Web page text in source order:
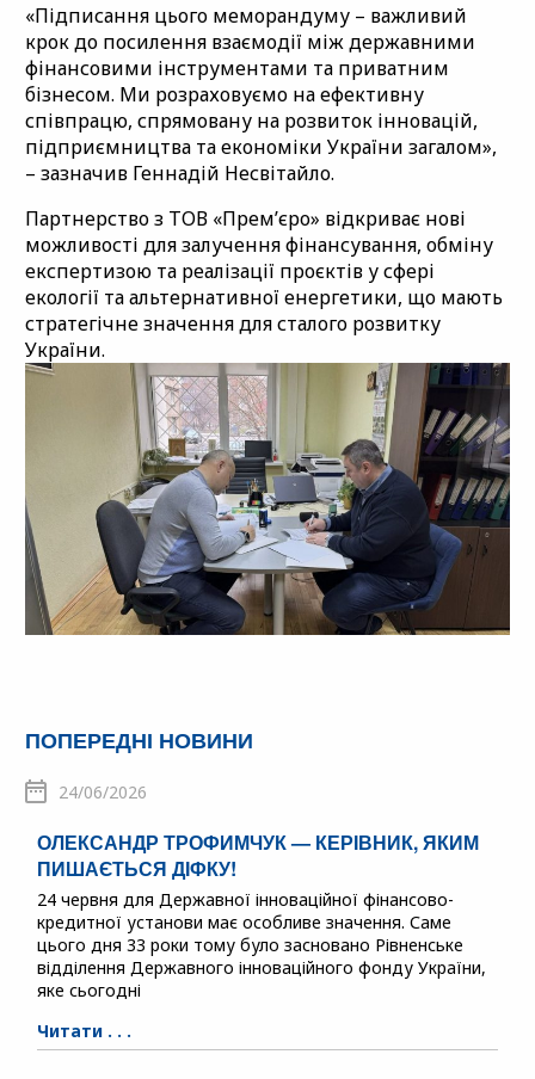
«Підписання цього меморандуму – важливий
крок до посилення взаємодії між державними
фінансовими інструментами та приватним
бізнесом. Ми розраховуємо на ефективну
співпрацю, спрямовану на розвиток інновацій,
підприємництва та економіки України загалом»,
– зазначив Геннадій Несвітайло.
Партнерство з ТОВ «Премʼєро» відкриває нові
можливості для залучення фінансування, обміну
експертизою та реалізації проєктів у сфері
екології та альтернативної енергетики, що мають
стратегічне значення для сталого розвитку
України.
ПОПЕРЕДНІ НОВИНИ
24/06/2026
ОЛЕКСАНДР ТРОФИМЧУК — КЕРІВНИК, ЯКИМ
ПИШАЄТЬСЯ ДІФКУ!
24 червня для Державної інноваційної фінансово-
кредитної установи має особливе значення. Саме
цього дня 33 роки тому було засновано Рівненське
відділення Державного інноваційного фонду України,
яке сьогодні
Читати . . .